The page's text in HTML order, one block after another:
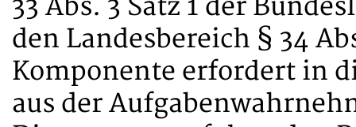
33 Abs. 3 Satz 1 der
den Landesbereich § 34
Komponente erfordert in
aus der